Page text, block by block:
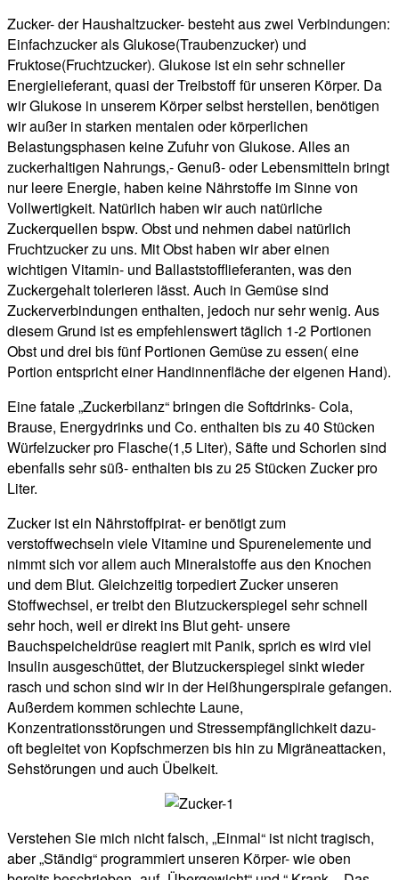
Zucker- der Haushaltzucker- besteht aus zwei Verbindungen:
Einfachzucker als Glukose(Traubenzucker) und
Fruktose(Fruchtzucker). Glukose ist ein sehr schneller
Energielieferant, quasi der Treibstoff für unseren Körper. Da
wir Glukose in unserem Körper selbst herstellen, benötigen
wir außer in starken mentalen oder körperlichen
Belastungsphasen keine Zufuhr von Glukose. Alles an
zuckerhaltigen Nahrungs,- Genuß- oder Lebensmitteln bringt
nur leere Energie, haben keine Nährstoffe im Sinne von
Vollwertigkeit. Natürlich haben wir auch natürliche
Zuckerquellen bspw. Obst und nehmen dabei natürlich
Fruchtzucker zu uns. Mit Obst haben wir aber einen
wichtigen Vitamin- und Ballaststofflieferanten, was den
Zuckergehalt tolerieren lässt. Auch in Gemüse sind
Zuckerverbindungen enthalten, jedoch nur sehr wenig. Aus
diesem Grund ist es empfehlenswert täglich 1-2 Portionen
Obst und drei bis fünf Portionen Gemüse zu essen( eine
Portion entspricht einer Handinnenfläche der eigenen Hand).
Eine fatale „Zuckerbilanz“ bringen die Softdrinks- Cola,
Brause, Energydrinks und Co. enthalten bis zu 40 Stücken
Würfelzucker pro Flasche(1,5 Liter), Säfte und Schorlen sind
ebenfalls sehr süß- enthalten bis zu 25 Stücken Zucker pro
Liter.
Zucker ist ein Nährstoffpirat- er benötigt zum
verstoffwechseln viele Vitamine und Spurenelemente und
nimmt sich vor allem auch Mineralstoffe aus den Knochen
und dem Blut. Gleichzeitig torpediert Zucker unseren
Stoffwechsel, er treibt den Blutzuckerspiegel sehr schnell
sehr hoch, weil er direkt ins Blut geht- unsere
Bauchspeicheldrüse reagiert mit Panik, sprich es wird viel
Insulin ausgeschüttet, der Blutzuckerspiegel sinkt wieder
rasch und schon sind wir in der Heißhungerspirale gefangen.
Außerdem kommen schlechte Laune,
Konzentrationsstörungen und Stressempfänglichkeit dazu-
oft begleitet von Kopfschmerzen bis hin zu Migräneattacken,
Sehstörungen und auch Übelkeit.
Verstehen Sie mich nicht falsch, „Einmal“ ist nicht tragisch,
aber „Ständig“ programmiert unseren Körper- wie oben